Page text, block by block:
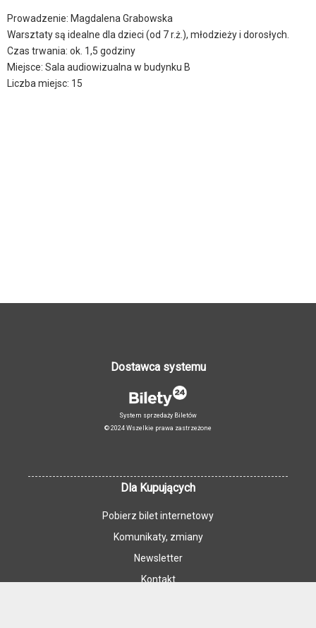
Prowadzenie: Magdalena Grabowska
Warsztaty są idealne dla dzieci (od 7 r.ż.), młodzieży i dorosłych.
Czas trwania: ok. 1,5 godziny
Miejsce: Sala audiowizualna w budynku B
Liczba miejsc: 15
Dostawca systemu
System sprzedaży Biletów
© 2024 Wszelkie prawa zastrzeżone
Dla Kupujących
Pobierz bilet internetowy
Komunikaty, zmiany
Newsletter
Kontakt